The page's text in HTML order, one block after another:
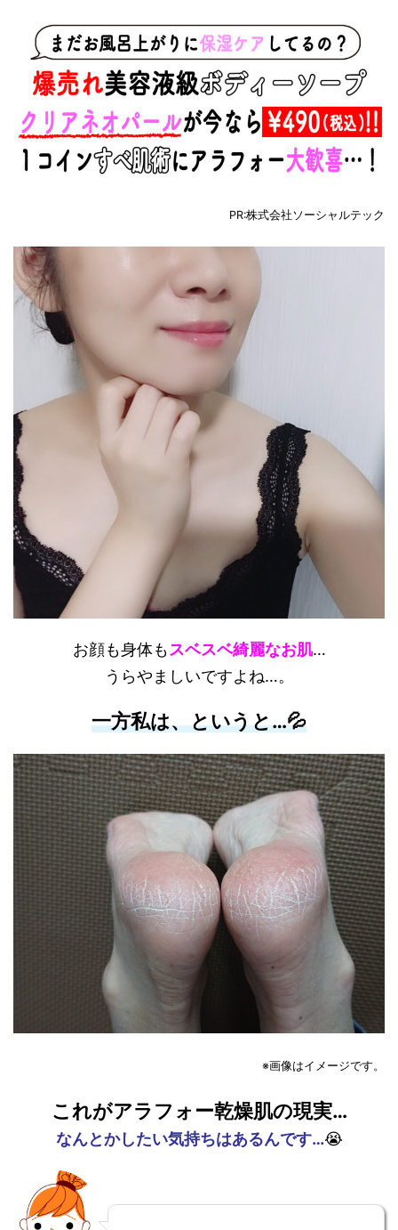
PR:株式会社ソーシャルテック
お顔も身体もスベスベ綺麗なお肌…
うらやましいですよね…。
一方私は、というと…💦
※画像はイメージです。
これがアラフォー乾燥肌の現実…
なんとかしたい気持ちはあるんです…😭